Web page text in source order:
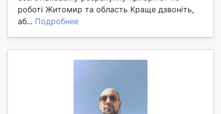
роботі Житомир та область Краще дзвоніть,
аб... Подробнее